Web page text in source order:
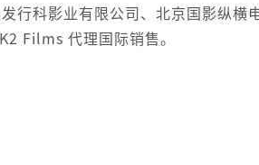
行科影业有限公司、北京国影纵
Films 代理国际销售。